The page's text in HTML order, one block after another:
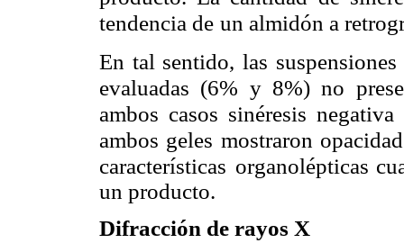
tendencia de un almidón a
En tal sentido, las
evaluadas (6% y 8%) no
ambos casos sinéresis
ambos geles mostraron opacidad
características organolépticas
un producto.
Difracción de rayos X